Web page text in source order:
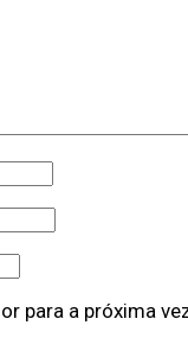
para a próxima